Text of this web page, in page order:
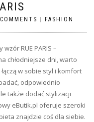
FASHION
RUE PARIS –
chłodniejsze dni, warto
w sobie styl i komfort
odpowiednio
także dodać stylizacji
eButik.pl oferuje szeroki
znajdzie coś dla siebie.